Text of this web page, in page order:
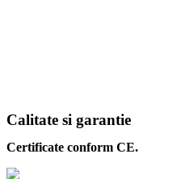
Calitate si garantie
Certificate conform CE.